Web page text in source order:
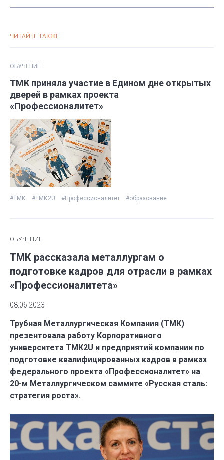
ЧИТАЙТЕ ТАКЖЕ
ОБУЧЕНИЕ
ТМК приняла участие в Едином дне открытых
дверей в рамках проекта
«Профессионалитет»
#ТМК #ТМК2U #Профессионалитет #образование
ОБУЧЕНИЕ
ТМК рассказала металлургам о
подготовке кадров для отрасли в рамках
«Профессионалитета»
08.06.2023
Трубная Металлургическая Компания (ТМК)
презентовала работу Корпоративного
университета ТМК2U и предприятий компании по
подготовке квалифицированных кадров в рамках
федерального проекта «Профессионалитет» на
20-м Металлургическом саммите «Русская сталь:
стратегия роста».